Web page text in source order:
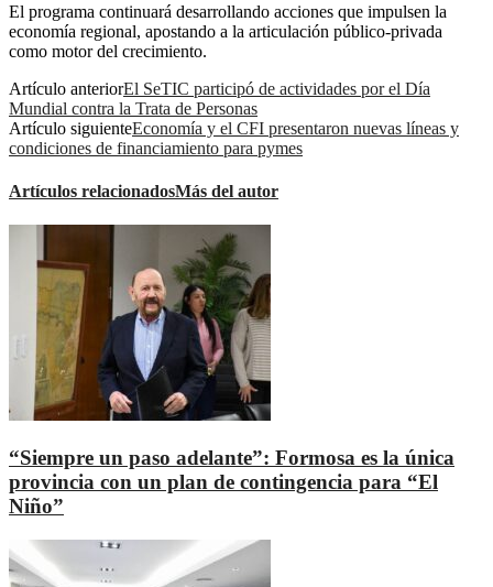
El programa continuará desarrollando acciones que impulsen la
economía regional, apostando a la articulación público-privada
como motor del crecimiento.
Artículo anteriorEl SeTIC participó de actividades por el Día
Mundial contra la Trata de Personas
Artículo siguienteEconomía y el CFI presentaron nuevas líneas y
condiciones de financiamiento para pymes
Artículos relacionadosMás del autor
“Siempre un paso adelante”: Formosa es la única
provincia con un plan de contingencia para “El
Niño”